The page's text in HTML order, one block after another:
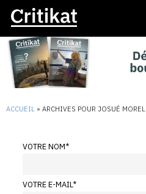
ACCUEIL » ARCHIVES POUR JOSUÉ MOREL
VOTRE NOM*
VOTRE E-MAIL*